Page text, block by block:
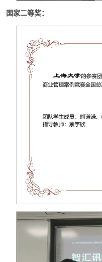
国家二等奖：